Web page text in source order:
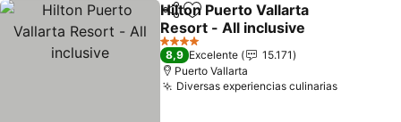
CompartirAgregar a favoritos
Hilton Puerto Vallarta
Resort - All inclusive
4 Estrellas
8,9 Excelente
15.171
Puerto Vallarta
Diversas experiencias culinarias